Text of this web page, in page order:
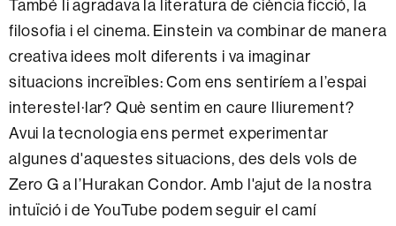
També li agradava la literatura de ciència ficció, la
filosofia i el cinema. Einstein va combinar de manera
creativa idees molt diferents i va imaginar
situacions increïbles: Com ens sentiríem a l’espai
interestel·lar? Què sentim en caure lliurement?
Avui la tecnologia ens permet experimentar
algunes d'aquestes situacions, des dels vols de
Zero G a l’Hurakan Condor. Amb l'ajut de la nostra
intuïció i de YouTube podem seguir el camí